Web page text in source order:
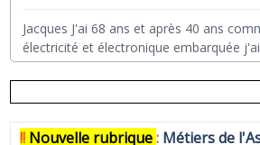
Jacques J'ai 68 ans et après 40 ans
électricité et électronique embarquée
!! Nouvelle rubrique: Métiers de